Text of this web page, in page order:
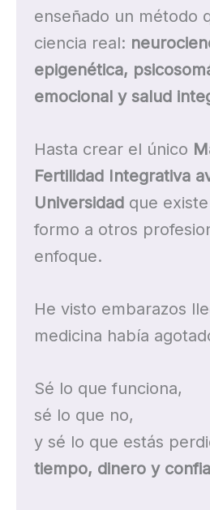
enseñado un método
ciencia real:
epigenética,
emocional y salud
Hasta crear el único
Fertilidad Integrativa
Universidadque
formo a otros
enfoque.
He visto embarazos
medicina había
Sé lo que funciona,
sé lo que no,
y sé lo que estás
tiempo, dinero y